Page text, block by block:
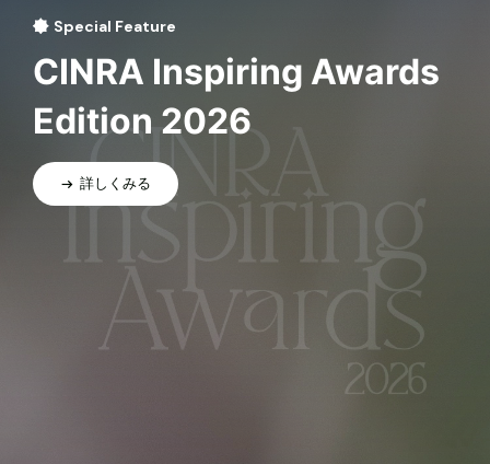
Special Feature
CINRA Inspiring Awards
Edition 2026
詳しくみる